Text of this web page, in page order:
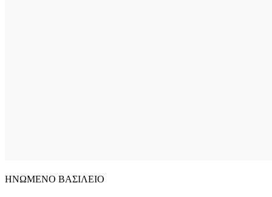
ΗΝΩΜΕΝΟ ΒΑΣΙΛΕΙΟ